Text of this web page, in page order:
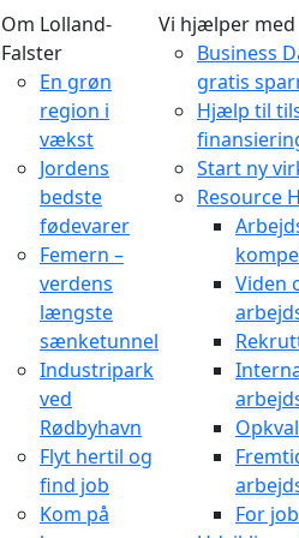
Om Lolland-
Falster
En grøn
region i
vækst
Jordens
bedste
fødevarer
Femern –
verdens
længste
sænketunnel
Industripark
ved
Rødbyhavn
Flyt hertil og
find job
Kom på
Vi hjælper med
Business
gratis
Hjælp til
Start ny
Resource
Viden
For